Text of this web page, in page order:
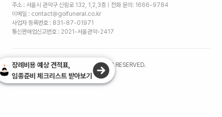
주소 : 서울시 관악구 신림로 132, 1,2,3층 | 전화 문의: 1666-9784
이메일 : contact@goifuneral.co.kr
사업자 등록번호 : 831-87-01971
통신판매업신고번호 : 2021-서울관악-2417
©2026. (주)고이장례연구소 ALL RIGHTS RESERVED.
장례비용 예상 견적표,
임종준비 체크리스트 받아보기